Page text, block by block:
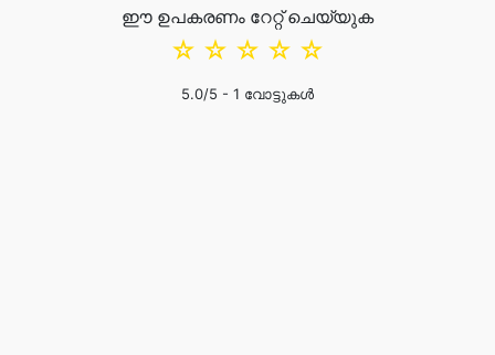
ഈ ഉപകരണം റേറ്റ് ചെയ്യുക
☆
☆
☆
☆
☆
5.0/5 - 1 വോട്ടുകൾ